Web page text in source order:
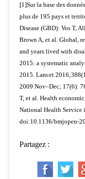
[1]Sur la base des
plus de 195 pays et
Disease (GBD): Vos T,
Brown A, et al. Global,
and years lived with
2015: a systematic
2015. Lancet
2009 Nov–Dec; 17(6):
T, et al. Health
National Health Service
doi:10.1136/bmjopen-
Partagez :